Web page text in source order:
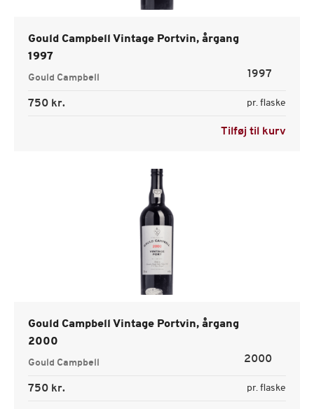
Gould Campbell Vintage Portvin, årgang
1997
Gould Campbell 1997
750 kr. pr. flaske
Tilføj til kurv
Gould Campbell Vintage Portvin, årgang
2000
Gould Campbell 2000
750 kr. pr. flaske